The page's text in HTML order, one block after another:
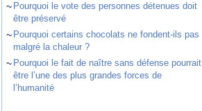
~ Pourquoi le vote des personnes détenues doit
être préservé
~ Pourquoi certains chocolats ne fondent-ils pas
malgré la chaleur ?
~ Pourquoi le fait de naître sans défense pourrait
être l’une des plus grandes forces de
l’humanité